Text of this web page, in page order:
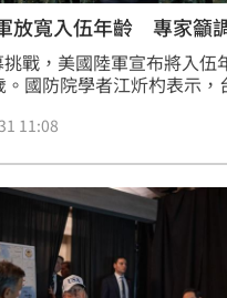
放寬入伍年齡 專家籲
戰，美國陸軍宣布將入伍
。國防院學者江炘杓表示，
制，以利直接將民間高階
11:08